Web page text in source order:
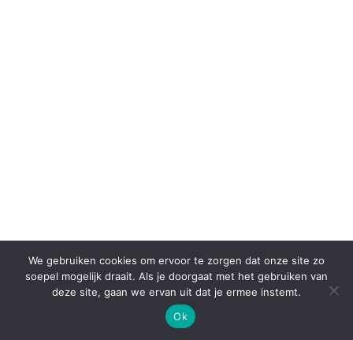
We gebruiken cookies om ervoor te zorgen dat onze site zo
soepel mogelijk draait. Als je doorgaat met het gebruiken van
deze site, gaan we ervan uit dat je ermee instemt.
Ok